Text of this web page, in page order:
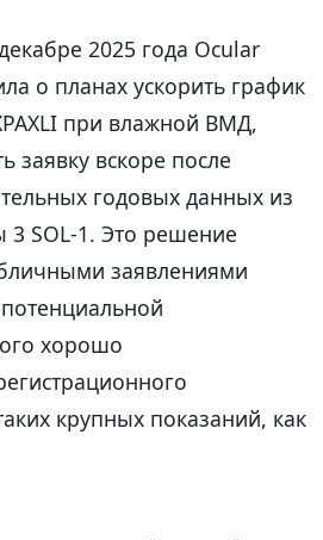
2025 года Ocular
о планах ускорить график
при влажной ВМД,
заявку вскоре после
годовых данных из
3 SOL-1. Это решение
заявлениями
хорошо
крупных показаний, как